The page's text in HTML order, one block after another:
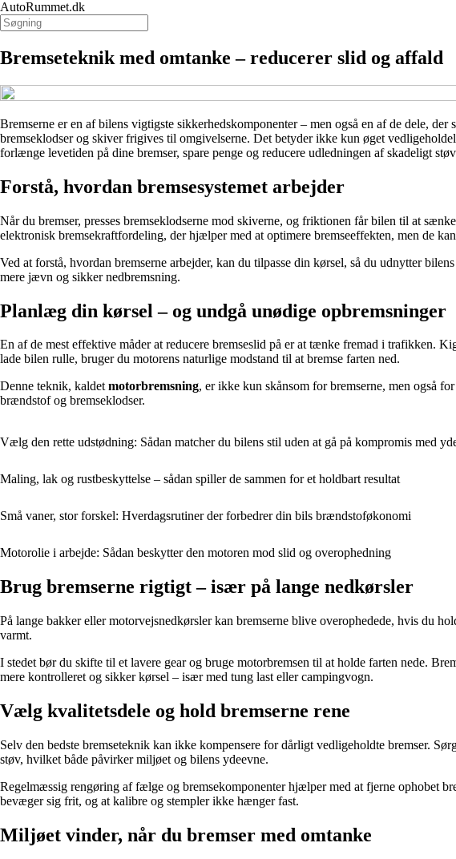
AutoRummet.dk
Bremseteknik med omtanke – reducerer slid og affald
Bremserne er en af bilens vigtigste sikkerhedskomponenter – men også en af de dele,
bremseklodser og skiver frigives til omgivelserne. Det betyder ikke kun øget
forlænge levetiden på dine bremser, spare penge og reducere udledningen af skadeligt
Forstå, hvordan bremsesystemet arbejder
Når du bremser, presses bremseklodserne mod skiverne, og friktionen får bilen til at
elektronisk bremsekraftfordeling, der hjælper med at optimere bremseeffekten, men de
Ved at forstå, hvordan bremserne arbejder, kan du tilpasse din kørsel, så du udnytter
mere jævn og sikker nedbremsning.
Planlæg din kørsel – og undgå unødige opbremsninger
En af de mest effektive måder at reducere bremseslid på er at tænke fremad i trafikken.
lade bilen rulle, bruger du motorens naturlige modstand til at bremse farten ned.
Denne teknik, kaldetmotorbremsning, er ikke kun skånsom for bremserne, men også
brændstof og bremseklodser.
Vælg den rette udstødning: Sådan matcher du bilens stil uden at gå på kompromis med
Maling, lak og rustbeskyttelse – sådan spiller de sammen for et holdbart resultat
Små vaner, stor forskel: Hverdagsrutiner der forbedrer din bils brændstoføkonomi
Motorolie i arbejde: Sådan beskytter den motoren mod slid og overophedning
Brug bremserne rigtigt – især på lange nedkørsler
På lange bakker eller motorvejsnedkørsler kan bremserne blive overophedede, hvis du
varmt.
I stedet bør du skifte til et lavere gear og bruge motorbremsen til at holde farten nede.
mere kontrolleret og sikker kørsel – især med tung last eller campingvogn.
Vælg kvalitetsdele og hold bremserne rene
Selv den bedste bremseteknik kan ikke kompensere for dårligt vedligeholdte bremser.
støv, hvilket både påvirker miljøet og bilens ydeevne.
Regelmæssig rengøring af fælge og bremsekomponenter hjælper med at fjerne ophobet
bevæger sig frit, og at kalibre og stempler ikke hænger fast.
Miljøet vinder, når du bremser med omtanke